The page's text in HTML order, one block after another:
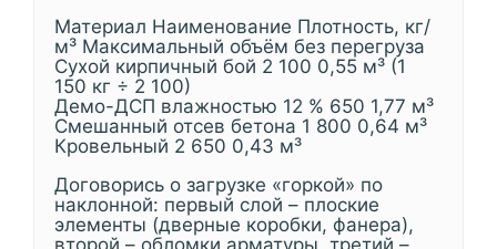
Материал Наименование Плотность, кг/
м³ Максимальный объём без перегруза
Сухой кирпичный бой 2 100 0,55 м³ (1
150 кг ÷ 2 100)
Демо-ДСП влажностью 12 % 650 1,77 м³
Смешанный отсев бетона 1 800 0,64 м³
Кровельный 2 650 0,43 м³
Договорись о загрузке «горкой» по
наклонной: первый слой – плоские
элементы (дверные коробки, фанера),
второй – обломки арматуры, третий –